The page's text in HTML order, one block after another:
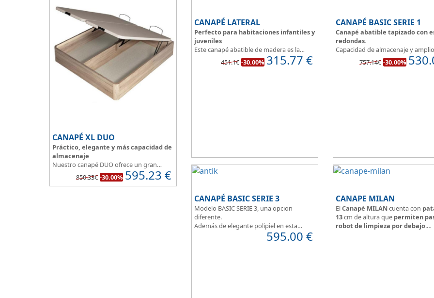
El cajón, con laterales gruesos, está
pegado al suelo, lo que facilita que el
polvo no se acumule debajo de la cama.
Disponible en 5 colores de madera:
Blanco, ártico, cambrian, wengue y
cerezo.
permite guardar lo que quieras sin
entre polvo, así tus cosas estarán
protegidas.
CANAPÉ XL DUO
Práctico, elegante y más capacidad de
almacenaje
Nuestro canapé DUO ofrece un gran
espacio de almacenaje.
Su división interna facilita su instalación,
850.33€ -30.00% 595.23 €
CANAPÉ LATERAL
Perfecto para habitaciones infantiles y
juveniles
Este canapé abatible de madera es la
solución ideal para el almacenaje de
habitaciones infantiles o de reducidas
451.1€ -30.00% 315.77 €
CANAPÉ BASIC SERIE 1
Canapé abatible tapizado con
redondas.
Capacidad de almacenaje y amplio
catálogo de tapicerias a elegir,
crear un canape a nuestro gusto.
757.14€ -30.00%
CANAPÉ BASIC SERIE 3
Modelo BASIC SERIE 3, una opcion
diferente.
Además de elegante polipiel en esta
gama, podemos optar a tejidos que
denotan personalidad, calided y595.00 €
CANAPE MILAN
ElCanapé MILANcuenta con
13cm de altura que permiten
robot de limpieza por debajo.